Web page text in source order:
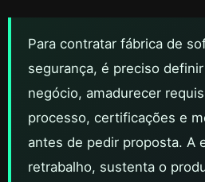
Para contratar fábrica de
segurança, é preciso
negócio, amadurecer
processo, certificações e
antes de pedir proposta. A
retrabalho, sustenta o